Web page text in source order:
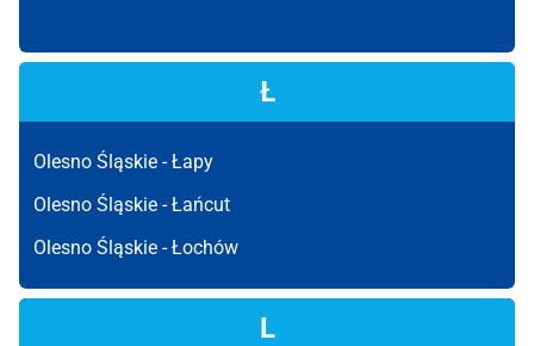
Ł
Olesno Śląskie -Łapy
Olesno Śląskie -Łańcut
Olesno Śląskie -Łochów
L